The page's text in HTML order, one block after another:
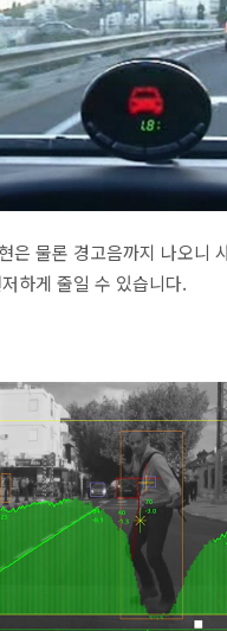
은 물론 경고음까지 나오니
하게 줄일 수 있습니다.